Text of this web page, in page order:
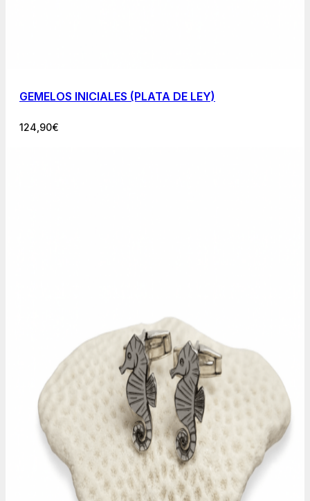
GEMELOS INICIALES (PLATA DE LEY)
124,90€